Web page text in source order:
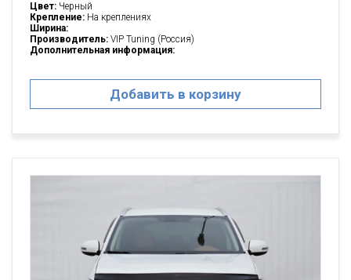
Цвет: Черный
Крепление: На креплениях
Ширина:
Производитель: VIP Tuning (Россия)
Дополнительная информация:
Добавить в корзину